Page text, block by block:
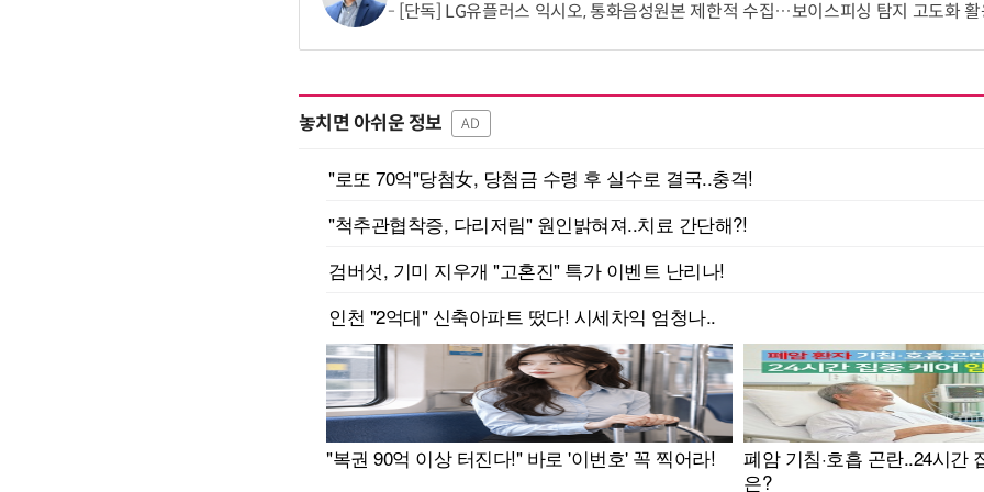
[단독] LG유플러스 익시오, 통화음성원본 제한적 수집…보이스피싱 탐지 고도화
놓치면 아쉬운 정보 AD